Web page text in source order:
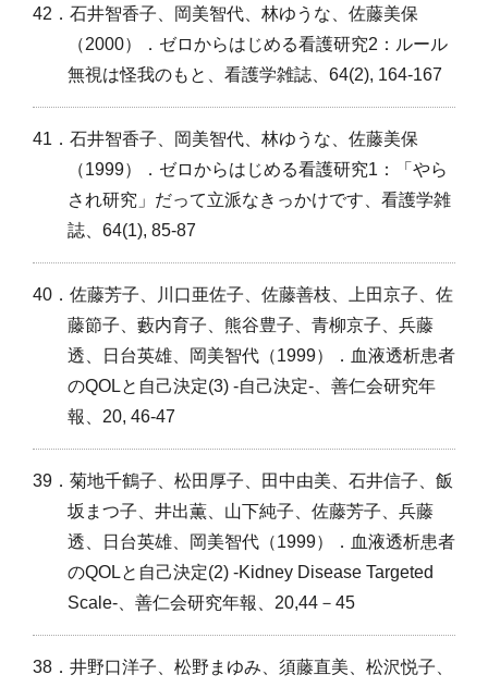
42．石井智香子、岡美智代、林ゆうな、佐藤美保
（2000）．ゼロからはじめる看護研究2：ルール
無視は怪我のもと、看護学雑誌、64(2), 164-167
41．石井智香子、岡美智代、林ゆうな、佐藤美保
（1999）．ゼロからはじめる看護研究1：「やら
され研究」だって立派なきっかけです、看護学雑
誌、64(1), 85-87
40．佐藤芳子、川口亜佐子、佐藤善枝、上田京子、佐
藤節子、藪内育子、熊谷豊子、青柳京子、兵藤
透、日台英雄、岡美智代（1999）．血液透析患者
のQOLと自己決定(3) -自己決定-、善仁会研究年
報、20, 46-47
39．菊地千鶴子、松田厚子、田中由美、石井信子、飯
坂まつ子、井出薫、山下純子、佐藤芳子、兵藤
透、日台英雄、岡美智代（1999）．血液透析患者
のQOLと自己決定(2) -Kidney Disease Targeted
Scale-、善仁会研究年報、20,44－45
38．井野口洋子、松野まゆみ、須藤直美、松沢悦子、